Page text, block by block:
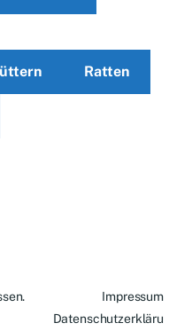
Ratten
Impressum
Datenschutzerkläru